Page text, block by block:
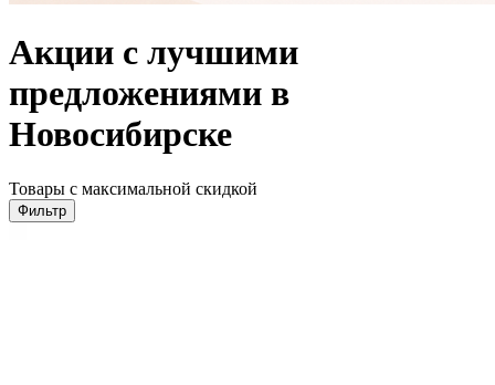
Акции с лучшими
предложениями в
Новосибирске
Товары с максимальной скидкой
Фильтр